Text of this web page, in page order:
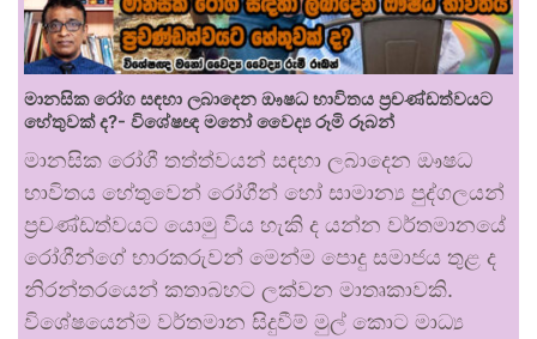
මානසික රෝග සඳහා ලබාදෙන ඖෂධ භාවිතය ප්‍රචණ්ඩත්වයට
හේතුවක් ද?- විශේෂඥ මනෝ වෛද්‍ය රූමි රූබන්
මානසික රෝගී තත්ත්වයන් සඳහා ලබාදෙන ඖෂධ
භාවිතය හේතුවෙන් රෝගීන් හෝ සාමාන්‍ය පුද්ගලයන්
ප්‍රචණ්ඩත්වයට යොමු විය හැකි ද යන්න වර්තමානයේ
රෝගීන්ගේ භාරකරුවන් මෙන්ම පොදු සමාජය තුළ ද
නිරන්තරයෙන් කතාබහට ලක්වන මාතෘකාවකි.
විශේෂයෙන්ම වර්තමාන සිදුවීම් මුල් කොට මාධ්‍ය